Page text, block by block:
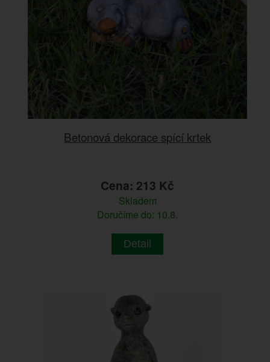
Betonová dekorace spící krtek
Cena: 213 Kč
Skladem
Doručíme do: 10.8.
Detail